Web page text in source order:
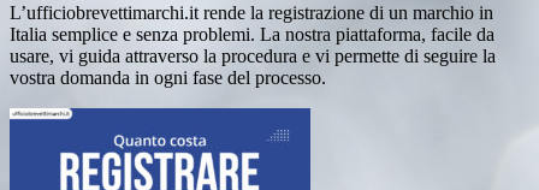
L’ufficiobrevettimarchi.it rende la registrazione di un marchio in
Italia semplice e senza problemi. La nostra piattaforma, facile da
usare, vi guida attraverso la procedura e vi permette di seguire la
vostra domanda in ogni fase del processo.